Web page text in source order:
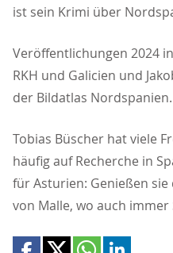
ist sein Krimi über
Veröffentlichungen 2024
RKH und Galicien und
der Bildatlas Nordspanien.
Tobias Büscher hat viele
häufig auf Recherche in
für Asturien: Genießen
von Malle, wo auch